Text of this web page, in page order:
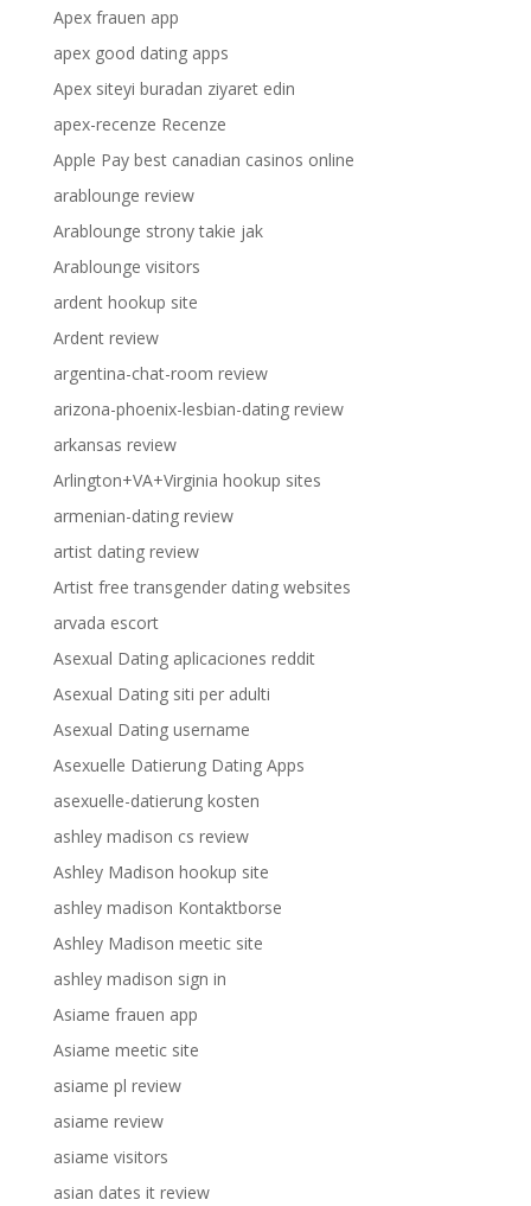
Apex frauen app
apex good dating apps
Apex siteyi buradan ziyaret edin
apex-recenze Recenze
Apple Pay best canadian casinos online
arablounge review
Arablounge strony takie jak
Arablounge visitors
ardent hookup site
Ardent review
argentina-chat-room review
arizona-phoenix-lesbian-dating review
arkansas review
Arlington+VA+Virginia hookup sites
armenian-dating review
artist dating review
Artist free transgender dating websites
arvada escort
Asexual Dating aplicaciones reddit
Asexual Dating siti per adulti
Asexual Dating username
Asexuelle Datierung Dating Apps
asexuelle-datierung kosten
ashley madison cs review
Ashley Madison hookup site
ashley madison Kontaktborse
Ashley Madison meetic site
ashley madison sign in
Asiame frauen app
Asiame meetic site
asiame pl review
asiame review
asiame visitors
asian dates it review